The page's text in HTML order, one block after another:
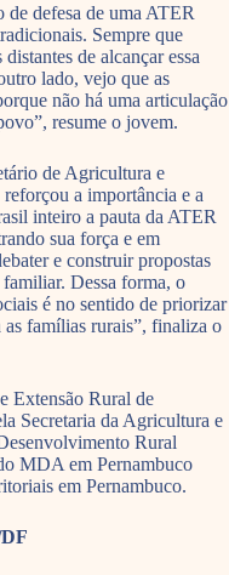
defesa de uma ATER
Sempre que
de alcançar essa
lado, vejo que as
não há uma articulação
resume o jovem.
de Agricultura e
a importância e a
inteiro a pauta da ATER
sua força e em
e construir propostas
Dessa forma, o
é no sentido de priorizar
as famílias rurais”, finaliza o
Extensão Rural de
Secretaria da Agricultura e
Rural
MDA em Pernambuco
em Pernambuco.